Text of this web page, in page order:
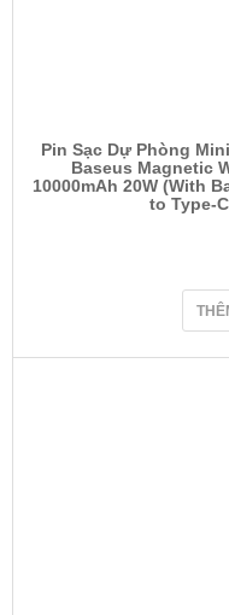
Pin Sạc Dự Phòng
Baseus Magnetic
10000mAh 20W (With
to Type-